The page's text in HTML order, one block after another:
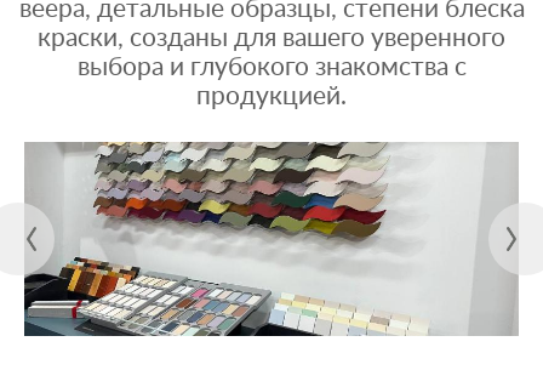
веера, детальные образцы, степени блеска
краски, созданы для вашего уверенного
выбора и глубокого знакомства с
продукцией.